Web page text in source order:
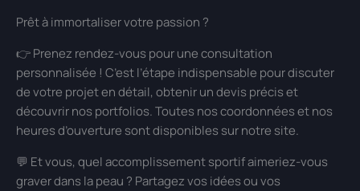
Prêt à immortaliser votre passion ?
👉 Prenez rendez-vous pour une consultation
personnalisée ! C’est l’étape indispensable pour discuter
de votre projet en détail, obtenir un devis précis et
découvrir nos portfolios. Toutes nos coordonnées et nos
heures d’ouverture sont disponibles sur notre site.
💬 Et vous, quel accomplissement sportif aimeriez-vous
graver dans la peau ? Partagez vos idées ou vos